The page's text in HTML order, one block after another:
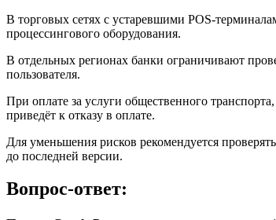
В торговых сетях с устаревшими POS-
процессингового оборудования.
В отдельных регионах банки ограничивают
пользователя.
При оплате за услуги общественного
приведёт к отказу в оплате.
Для уменьшения рисков рекомендуется
до последней версии.
Вопрос-ответ: